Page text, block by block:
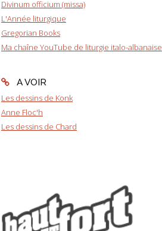
Divinum officium (missa)
L'Année liturgique
Gregorian Books
Ma chaîne YouTube de liturgie italo-albanaise
A VOIR
Les dessins de Konk
Anne Floc'h
Les dessins de Chard